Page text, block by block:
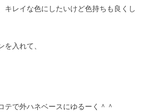
キレイな色にしたいけど色持ちも良くし
入れて、
テで外ハネベースにゆるーく＾＾